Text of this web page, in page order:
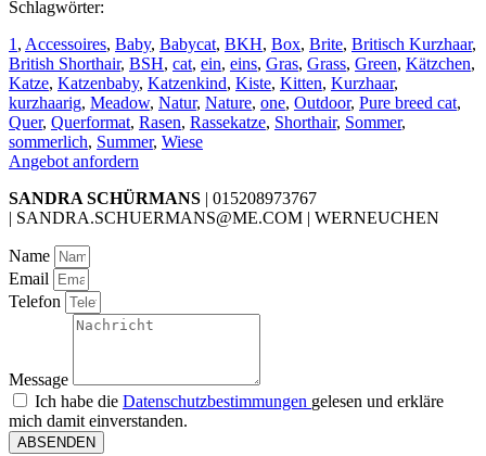
Schlagwörter:
1 , Accessoires, Baby, Babycat, BKH, Box, Brite, Britisch Kurzhaar,
British Shorthair, BSH, cat, ein, eins, Gras, Grass, Green, Kätzchen,
Katze, Katzenbaby, Katzenkind, Kiste, Kitten, Kurzhaar,
kurzhaarig, Meadow, Natur, Nature, one, Outdoor, Pure breed cat,
Quer, Querformat, Rasen, Rassekatze, Shorthair, Sommer,
sommerlich, Summer, Wiese
Angebot anfordern
SANDRA SCHÜRMANS | 015208973767
| SANDRA.SCHUERMANS@ME.COM | WERNEUCHEN
Name
Email
Telefon
Message
Ich habe die Datenschutzbestimmungen gelesen und erkläre
mich damit einverstanden.
ABSENDEN